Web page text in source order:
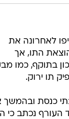
לאחרונה את
התו, אך
בתוקף, כמו
תו ירוק.
כנסת ובהמשך
העורף נכתב כי